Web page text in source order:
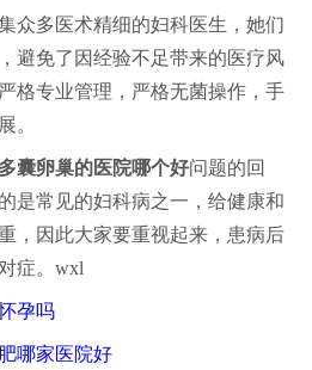
多医术精细的妇科医生，她们
避免了因经验不足带来的医疗风
格专业管理，严格无菌操作，手
。
囊卵巢的医院哪个好问题的回
是常见的妇科病之一，给健康和
，因此大家要重视起来，患病后
症。wxl
孕吗
哪家医院好